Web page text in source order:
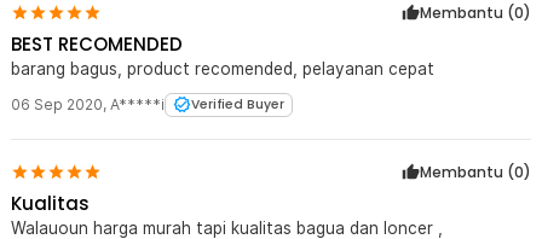
Membantu (0)
BEST RECOMENDED
barang bagus, product recomended, pelayanan cepat
06 Sep 2020, A*****i Verified Buyer
Membantu (0)
Kualitas
Walauoun harga murah tapi kualitas bagua dan loncer ,